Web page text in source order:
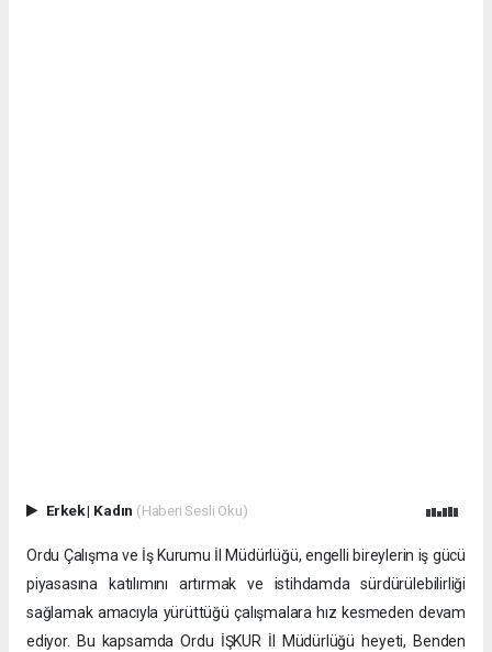
Erkek| Kadın (Haberi Sesli Oku)
Ordu Çalışma ve İş Kurumu İl Müdürlüğü, engelli bireylerin iş gücü
piyasasına katılımını artırmak ve istihdamda sürdürülebilirliği
sağlamak amacıyla yürüttüğü çalışmalara hız kesmeden devam
ediyor. Bu kapsamda Ordu İŞKUR İl Müdürlüğü heyeti, Benden